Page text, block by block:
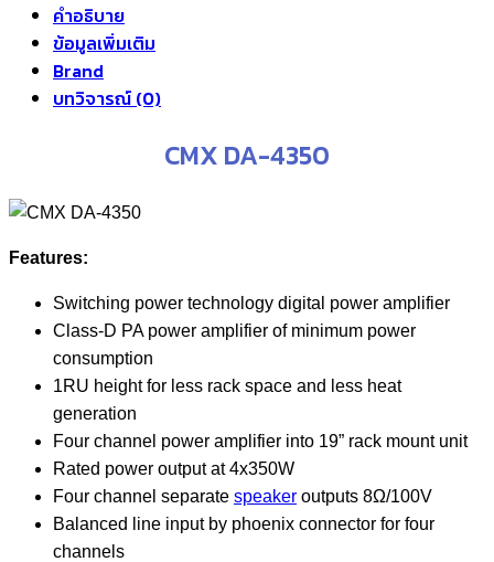
คำอธิบาย
ข้อมูลเพิ่มเติม
Brand
บทวิจารณ์ (0)
CMX DA-4350
Features:
Switching power technology digital power amplifier
Class-D PA power amplifier of minimum power
consumption
1RU height for less rack space and less heat
generation
Four channel power amplifier into 19” rack mount unit
Rated power output at 4x350W
Four channel separate speaker outputs 8Ω/100V
Balanced line input by phoenix connector for four
channels